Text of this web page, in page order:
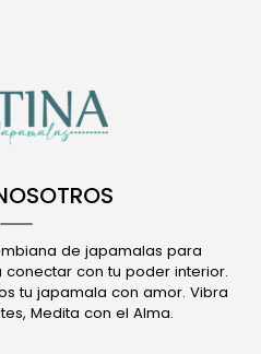
de japamalas para
con tu poder interior.
tu japamala con amor. Vibra
Medita con el Alma.